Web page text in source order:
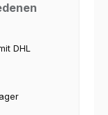
DHL